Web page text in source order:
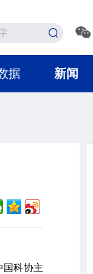
据 新闻
国科协主